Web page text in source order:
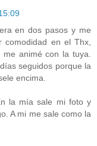
en dos pasos y me
comodidad en el Thx,
animé con la tuya.
seguidos porque la
encima.
la mía sale mi foto y
A mi me sale como la